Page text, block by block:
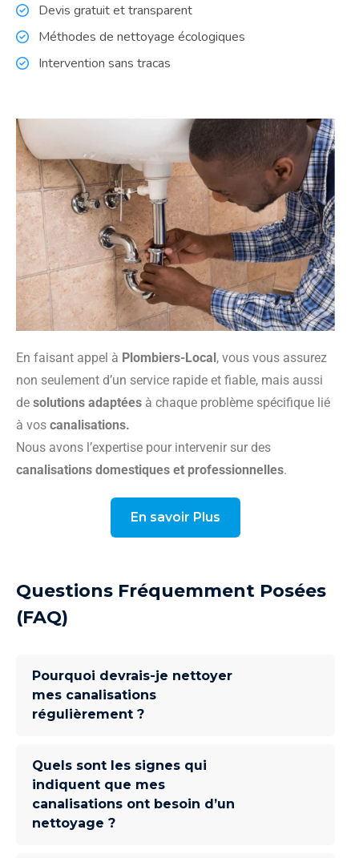
Devis gratuit et transparent
Méthodes de nettoyage écologiques
Intervention sans tracas
En faisant appel à Plombiers-Local, vous vous assurez
non seulement d’un service rapide et fiable, mais aussi
de solutions adaptées à chaque problème spécifique lié
à vos canalisations.
Nous avons l’expertise pour intervenir sur des
canalisations domestiques et professionnelles.
En savoir Plus
Questions Fréquemment Posées
(FAQ)
Pourquoi devrais-je nettoyer
mes canalisations
régulièrement ?
Quels sont les signes qui
indiquent que mes
canalisations ont besoin d’un
nettoyage ?